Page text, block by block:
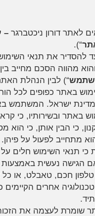
לאתר דורון ניכטברגר –
“).
להסדיר את תנאי
מהווה הסכם מחייב
“) לבין הנהלת
באתר כפופים לכל
במדינת ישראל. המשתמש
באתר ובשירותיו, כי
כי הבין אותן, כי הוא
מתחייב לפעול על פיהן.
כי תנאי השימוש חלים
הגישה נעשית באמצעות
טלפון חכם, טאבלט, או כל
אחרים הקיימים
שומרת לעצמה את